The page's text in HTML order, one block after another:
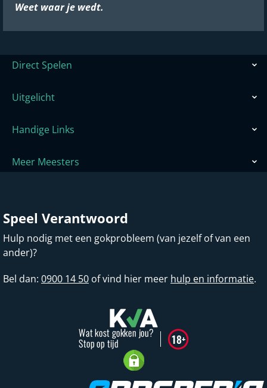
Weet waar je wedt.
Direct Spelen
Uitgelicht
Handige Links
Meer Meesters
Speel Verantwoord
Hulp nodig met een gokprobleem (van jezelf of van een
ander)?
Bel dan: 0900 14 50 of vind hier meer hulp en informatie.